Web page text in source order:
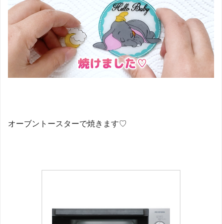
オーブントースターで焼きます♡